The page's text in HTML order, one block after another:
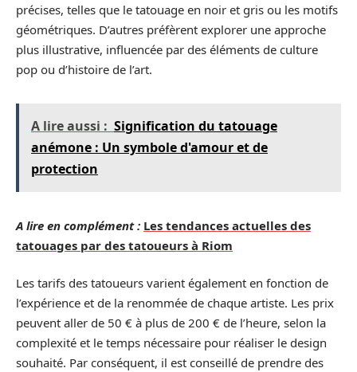
précises, telles que le tatouage en noir et gris ou les motifs
géométriques. D’autres préfèrent explorer une approche
plus illustrative, influencée par des éléments de culture
pop ou d’histoire de l’art.
A lire aussi : Signification du tatouage
anémone : Un symbole d'amour et de
protection
A lire en complément : Les tendances actuelles des
tatouages par des tatoueurs à Riom
Les tarifs des tatoueurs varient également en fonction de
l’expérience et de la renommée de chaque artiste. Les prix
peuvent aller de 50 € à plus de 200 € de l’heure, selon la
complexité et le temps nécessaire pour réaliser le design
souhaité. Par conséquent, il est conseillé de prendre des